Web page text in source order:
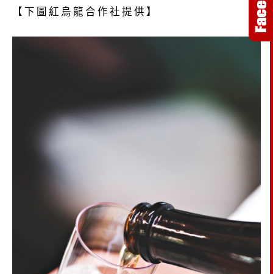
【下圖紅烏龍合作社提供】